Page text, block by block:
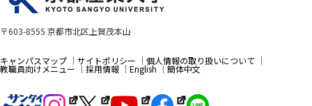
〒603-8555 京都市北区上賀茂本山
キャンパスマップ サイトポリシー 個人情報の取り扱いについて
教職員向けメニュー 採用情報 English 簡体中文